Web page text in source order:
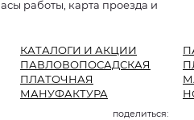
работы, карта проезда и
КАТАЛОГИ И АКЦИИ
ПАВЛОВОПОСАДСКАЯ
ПЛАТОЧНАЯ
МАНУФАКТУРА
поделиться: